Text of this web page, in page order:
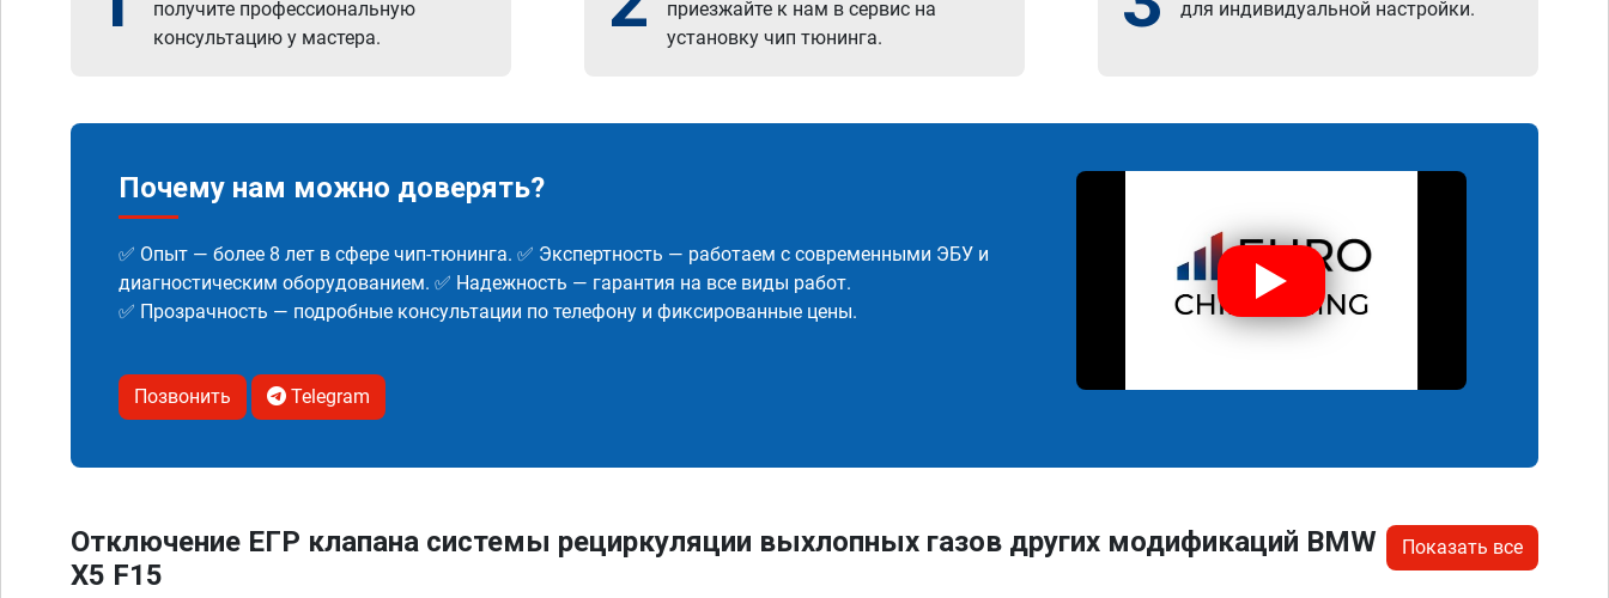
получите профессиональную
консультацию у мастера.
приезжайте к нам в сервис на
установку чип тюнинга.
для индивидуальной настройки.
Почему нам можно доверять?
✅ Опыт — более 8 лет в сфере чип-тюнинга. ✅ Экспертность — работаем с современными ЭБУ и
диагностическим оборудованием. ✅ Надежность — гарантия на все виды работ.
✅ Прозрачность — подробные консультации по телефону и фиксированные цены.
Позвонить Telegram
Отключение ЕГР клапана системы рециркуляции выхлопных газов других модификаций BMW
X5 F15
Показать все